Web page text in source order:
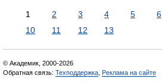
1 2 3 4 5 6
10
11 12 13
© Академик, 2000-2026
Обратная связь: Техподдержка Реклама на сайте